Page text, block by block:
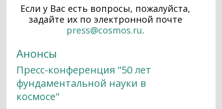
Если у Вас есть вопросы, пожалуйста,
задайте их по электронной почте
press@cosmos.ru.
Анонсы
Пресс-конференция "50 лет
фундаментальной науки в
космосе"